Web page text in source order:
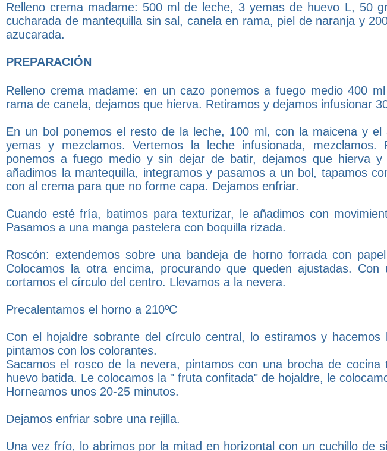
Relleno crema madame: 500 ml de leche, 3 yemas de huevo L, 50
cucharada de mantequilla sin sal, canela en rama, piel de naranja y
azucarada.
PREPARACIÓN
Relleno crema madame: en un cazo ponemos a fuego medio 400
rama de canela, dejamos que hierva. Retiramos y dejamos infusionar
En un bol ponemos el resto de la leche, 100 ml, con la maicena y el
yemas y mezclamos. Vertemos la leche infusionada, mezclamos.
ponemos a fuego medio y sin dejar de batir, dejamos que hierva
añadimos la mantequilla, integramos y pasamos a un bol, tapamos
con al crema para que no forme capa. Dejamos enfriar.
Cuando esté fría, batimos para texturizar, le añadimos con
Pasamos a una manga pastelera con boquilla rizada.
Roscón: extendemos sobre una bandeja de horno forrada con
Colocamos la otra encima, procurando que queden ajustadas.
cortamos el círculo del centro. Llevamos a la nevera.
Precalentamos el horno a 210ºC
Con el hojaldre sobrante del círculo central, lo estiramos y hacemos
pintamos con los colorantes.
Sacamos el rosco de la nevera, pintamos con una brocha de
huevo batida. Le colocamos la " fruta confitada" de hojaldre, le
Horneamos unos 20-25 minutos.
Dejamos enfriar sobre una rejilla.
Una vez frío, lo abrimos por la mitad en horizontal con un cuchillo de